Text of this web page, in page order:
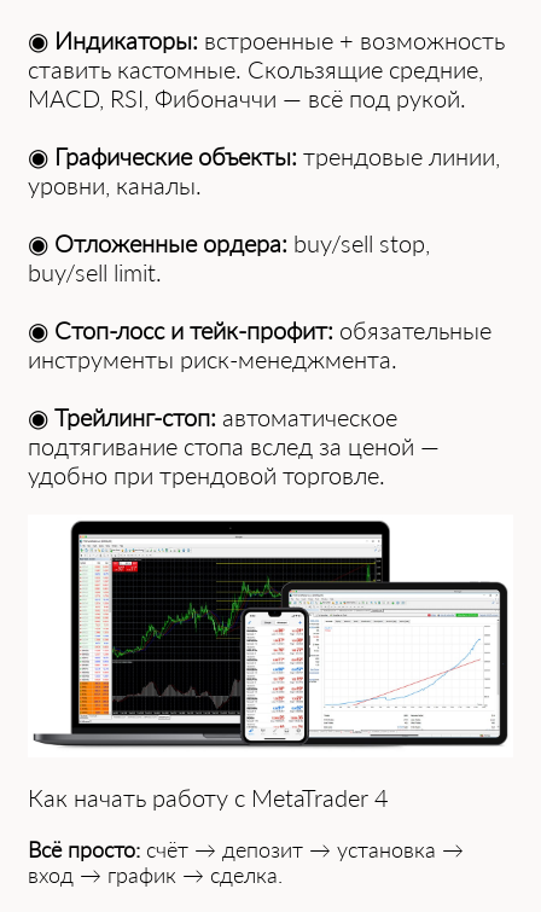
◉ Индикаторы: встроенные + возможность
ставить кастомные. Скользящие средние,
MACD, RSI, Фибоначчи — всё под рукой.
◉ Графические объекты: трендовые линии,
уровни, каналы.
◉ Отложенные ордера: buy/sell stop,
buy/sell limit.
◉ Стоп-лосс и тейк-профит: обязательные
инструменты риск-менеджмента.
◉ Трейлинг-стоп: автоматическое
подтягивание стопа вслед за ценой —
удобно при трендовой торговле.
Как начать работу с MetaTrader 4
Всё просто: счёт → депозит → установка →
вход → график → сделка.